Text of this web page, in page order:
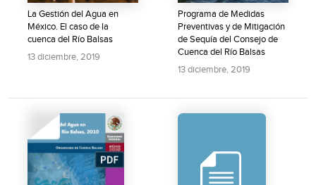
La Gestión del Agua en
México. El caso de la
cuenca del Río Balsas
13 diciembre, 2019
Programa de Medidas
Preventivas y de Mitigación
de Sequía del Consejo de
Cuenca del Río Balsas
13 diciembre, 2019